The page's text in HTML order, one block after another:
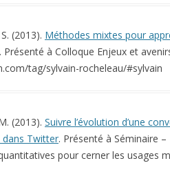
(2013). Méthodes mixtes pour
à Colloque Enjeux et
tag/sylvain-rocheleau/#sylvain
(2013). Suivre l’évolution d’une
dans Twitter. Présenté à Séminaire
pour cerner les usages